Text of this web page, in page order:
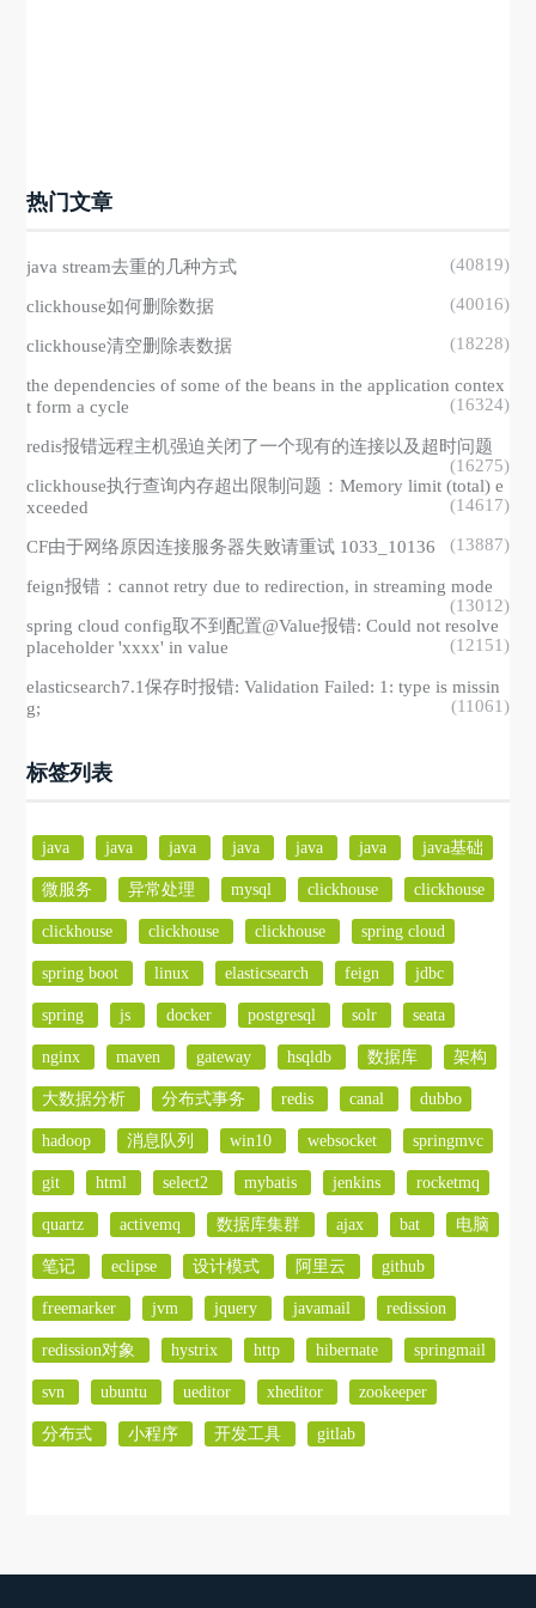
热门文章
java stream去重的几种方式 (40819)
clickhouse如何删除数据 (40016)
clickhouse清空删除表数据 (18228)
the dependencies of some of the beans in the application contex
t form a cycle
(16324)
redis报错远程主机强迫关闭了一个现有的连接以及超时问题
(16275)
clickhouse执行查询内存超出限制问题：Memory limit (total) e
xceeded
(14617)
CF由于网络原因连接服务器失败请重试 1033_10136 (13887)
feign报错：cannot retry due to redirection, in streaming mode
(13012)
spring cloud config取不到配置@Value报错: Could not resolve
placeholder 'xxxx' in value
(12151)
elasticsearch7.1保存时报错: Validation Failed: 1: type is missin
g;
(11061)
标签列表
java java java java java java java基础
微服务 异常处理 mysql clickhouse clickhouse
clickhouse clickhouse clickhouse spring cloud
spring boot linux elasticsearch feign jdbc
spring js docker postgresql solr seata
nginx maven gateway hsqldb 数据库 架构
大数据分析 分布式事务 redis canal dubbo
hadoop 消息队列 win10 websocket springmvc
git html select2 mybatis jenkins rocketmq
quartz activemq 数据库集群 ajax bat 电脑
笔记 eclipse 设计模式 阿里云 github
freemarker jvm jquery javamail redission
redission对象 hystrix http hibernate springmail
svn ubuntu ueditor xheditor zookeeper
分布式 小程序 开发工具 gitlab